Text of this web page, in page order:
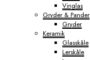
Vinglas
Gryder & Pander
Gryder
Keramik
Glasskåle
Lerskåle